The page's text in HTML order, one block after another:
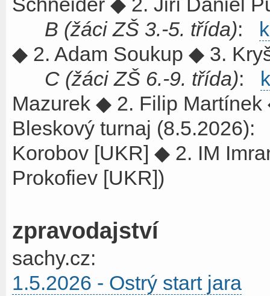
Schneider ◆ 2. Jiří Daniel
B (žáci ZŠ 3.-5. třída):
◆ 2. Adam Soukup ◆ 3.
C (žáci ZŠ 6.-9. třída):
Mazurek ◆ 2. Filip
Bleskový turnaj
Korobov [UKR] ◆ 2. IM
Prokofiev [UKR])
zpravodajství
sachy.cz:
1.5.2026 - Ostrý start jara